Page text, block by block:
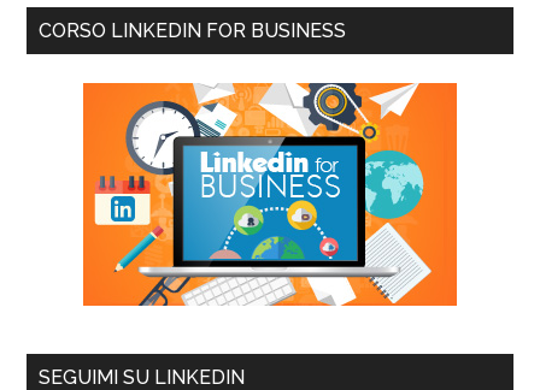
CORSO LINKEDIN FOR BUSINESS
SEGUIMI SU LINKEDIN